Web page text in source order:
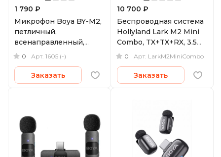
1 790 ₽
Микрофон Boya BY-M2,
петличный,
всенаправленный,
Lightning
0 Арт. 1605 (-)
Заказать
10 700 ₽
Беспроводная система
Hollyland Lark M2 Mini
Combo, TX+TX+RX, 3.5
мм TRS и USB-C
0 Арт. LarkM2MiniCombo
Заказать